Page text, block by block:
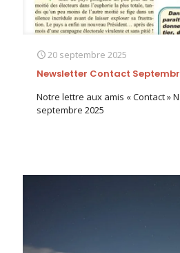
20 septembre 2025
Newsletter Contact
Notre lettre aux amis « Contact »
septembre 2025